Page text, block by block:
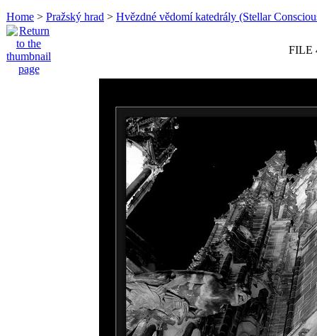
Home > Pražský hrad > Hvězdné vědomí katedrály (Stellar
FILE